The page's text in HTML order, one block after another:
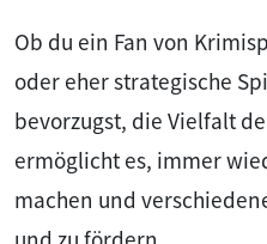
Ob du ein Fan von
oder eher strategische
bevorzugst, die Vielfalt
ermöglicht es, immer
machen und